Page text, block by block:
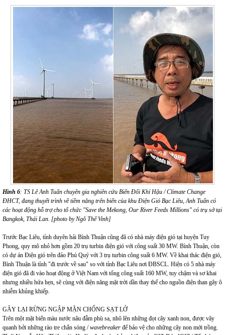
Hình 6: TS Lê Anh Tuấn chuyên gia nghiên cứu Biến Đổi Khí Hậu / Climate Change
ĐHCT, đang thuyết trình về tiềm năng trên biển của khu Điện Gió Bạc Liêu, Anh Tuấn có
các hoạt động hỗ trợ cho tổ chức "Save the Mekong, Our River Feeds Millions" có trụ sở tại
Bangkok, Thái Lan. [photo by Ngô Thế Vinh]
Trước Bạc Liêu, tỉnh duyên hải Bình Thuận cũng đã có nhà máy điện gió tại huyện Tuy
Phong, quy mô nhỏ hơn gồm 20 trụ turbin điện gió với công suất 30 MW. Bình Thuận, còn
có dự án Điện gió trên đảo Phú Quý với 3 trụ turbin công suất 6 MW. Về khai thác điện gió,
Bình Thuận là tỉnh "đi trước về sau" so với tỉnh Bạc Liêu nơi ĐBSCL. Hiện có 5 nhà máy
điện gió đã đi vào hoạt động ở Việt Nam với tổng công suất 160 MW, tuy chậm và sơ khai
nhưng nhiều hứa hẹn, sẽ cùng với điện năng mặt trời dần thay thế cho nguồn điện than gây ô
nhiễm khủng khiếp.
GÂY LẠI RỪNG NGẬP MẶN CHỐNG SẠT LỞ
Trên một mặt biển màu nước nâu đẫm phù sa, nhô lên những đọt cây xanh non, được vây
quanh bởi những rào tre chắn sóng /wavebreaker để bảo vệ cho những cây non mới trồng.